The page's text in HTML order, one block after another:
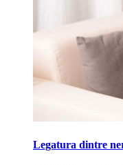
Legatura dintre